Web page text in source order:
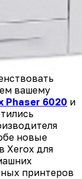
вашему
Phaser 6020 и
новые
Xerox для
принтеров